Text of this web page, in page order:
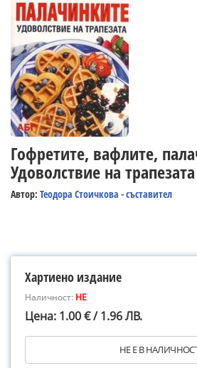
Гофретите, вафлите,
Удоволствие на трапезата
Автор: Теодора Стоичкова - съставител
Хартиено издание
Наличност: НЕ
Цена: 1.00 € / 1.96 ЛВ.
НЕ Е В